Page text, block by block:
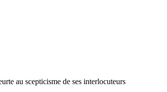
au scepticisme de ses interlocuteurs